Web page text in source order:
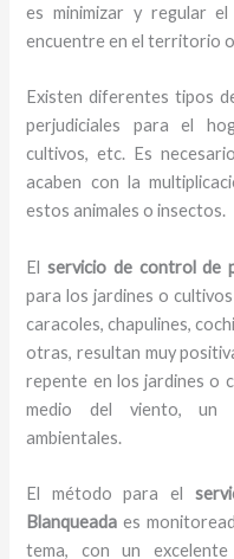
es minimizar y regular
encuentre en el territorio
Existen diferentes tipos
perjudiciales para el
cultivos, etc. Es
acaben con la
estos animales o insectos.
Elservicio de control de
para los jardines o
caracoles, chapulines,
otras, resultan muy
repente en los jardines o
medio del viento, un
ambientales.
El método para el
Blanqueada es
tema, con un